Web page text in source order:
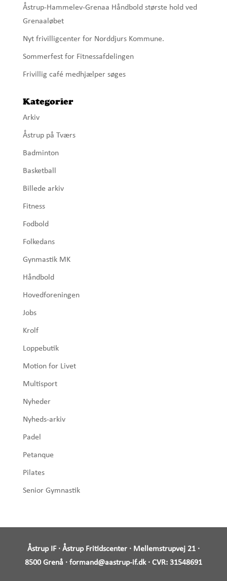
Åstrup-Hammelev-Grenaa Håndbold største hold ved
Grenaaløbet
Nyt frivilligcenter for Norddjurs Kommune.
Sommerfest for Fitnessafdelingen
Frivillig café medhjælper søges
Kategorier
Arkiv
Åstrup på Tværs
Badminton
Basketball
Billede arkiv
Fitness
Fodbold
Folkedans
Gynmastik MK
Håndbold
Hovedforeningen
Jobs
Krolf
Loppebutik
Motion for Livet
Multisport
Nyheder
Nyheds-arkiv
Padel
Petanque
Pilates
Senior Gymnastik
Åstrup IF · Åstrup Fritidscenter · Mellemstrupvej 21 ·
8500 Grenå · formand@aastrup-if.dk· CVR: 31548691